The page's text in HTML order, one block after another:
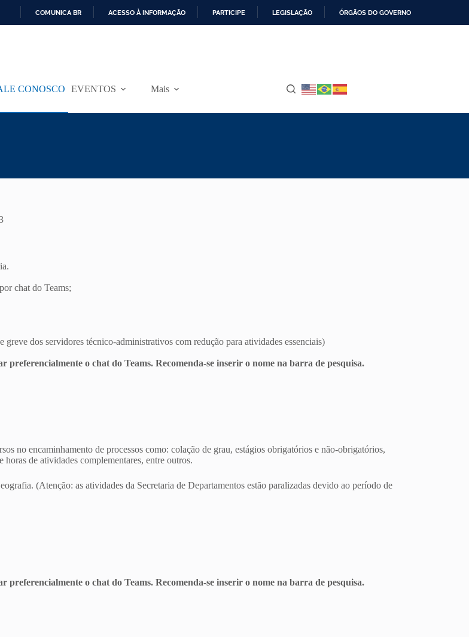
O
O
COMUNICA BR ACESSO À INFORMAÇÃO PARTICIPE LEGISLAÇÃO ÓRGÃOS DO GOVERNO
CONOSCO EVENTOS Mais
chat do Teams;
greve dos servidores técnico-administrativos com redução para atividades essenciais)
preferencialmente o chat do Teams. Recomenda-se inserir o nome na barra de pesquisa.
no encaminhamento de processos como: colação de grau, estágios obrigatórios e não-obrigatórios,
de atividades complementares, entre outros.
(Atenção: as atividades da Secretaria de Departamentos estão paralizadas devido ao período de
preferencialmente o chat do Teams. Recomenda-se inserir o nome na barra de pesquisa.